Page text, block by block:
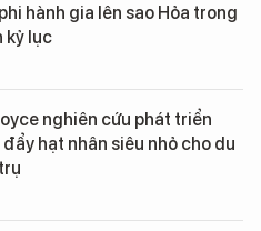
hành gia lên sao Hỏa trong
kỷ lục
nghiên cứu phát triển
hạt nhân siêu nhỏ cho du